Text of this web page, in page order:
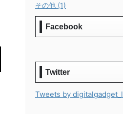
その他 (1)
Facebook
Twitter
Tweets by digitalgadget_l